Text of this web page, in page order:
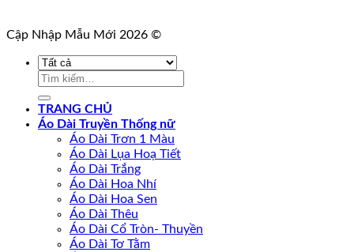
Cập Nhập Mẫu Mới 2026 ©
Tìm
TRANG CHỦ
Áo Dài Truyền Thống nữ
Áo Dài Trơn 1 Màu
Áo Dài Lụa Hoạ Tiết
Áo Dài Trắng
Áo Dài Hoa Nhí
Áo Dài Hoa Sen
Áo Dài Thêu
Áo Dài Cổ Tròn- Thuyền
Áo Dài Tơ Tằm